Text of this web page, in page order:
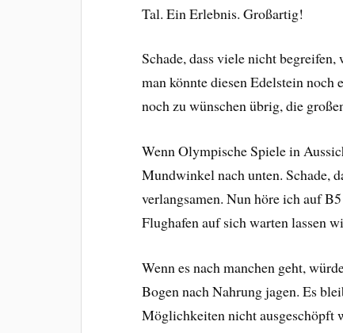
Tal. Ein Erlebnis. Großartig!
Schade, dass viele nicht
man könnte diesen Edelstein
noch zu wünschen übrig, die
Wenn Olympische Spiele in
Mundwinkel nach unten. Schade,
verlangsamen. Nun höre ich auf
Flughafen auf sich warten lassen
Wenn es nach manchen geht,
Bogen nach Nahrung jagen. Es
Möglichkeiten nicht ausgeschöpft